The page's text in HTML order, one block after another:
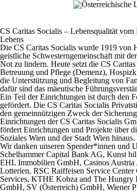
CS Caritas Socialis – Lebensqualität
Lebens
Die CS Caritas Socialis wurde 1919 von
geistliche Schwesterngemeinschaft mit
Not zu lindern. Heute setzt die CS
Betreuung und Pflege (Demenz),
die Unterstützung und Begleitung von
dafür sind das mäeutische
Ein Teil der Einrichtungen ist durch den
gefördert. Die CS Caritas Socialis
den gemeinnützigen Zweck der
Einrichtungen der CS Caritas Socialis
fördert Einrichtungen und Projekte über
Soziales Wien und der Stadt Wien hinaus.
Wir danken unseren Spender*innen und
Schelhammer Capital Bank AG, Kunst
EHL Immobilien GmbH, Casinos Austria
Lotterien, RSC Raiffeisen Service
Services, KTHE Kobza and The Hungry
GmbH, SV (Österreich) GmbH, Wiener